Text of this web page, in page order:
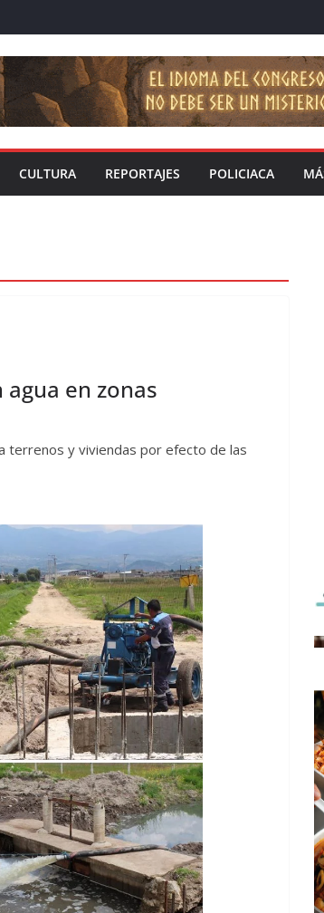
CULTURA REPORTAJES POLICIACA
en zonas
terrenos y viviendas por efecto de las